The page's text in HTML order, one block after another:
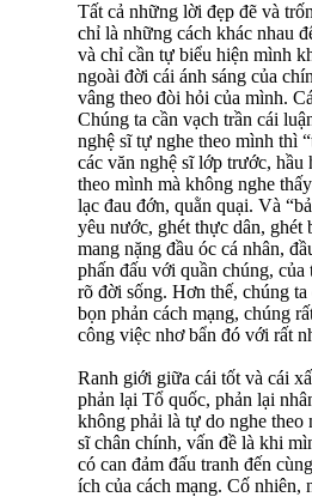
Tất cả những lời đẹp đẽ và
chỉ là những cách khác nhau
và chỉ cần tự biểu hiện mình
ngoài đời cái ánh sáng của
vâng theo đòi hỏi của mình.
Chúng ta cần vạch trần cái
nghệ sĩ tự nghe theo mình thì
các văn nghệ sĩ lớp trước,
theo mình mà không nghe
lạc đau đớn, quằn quại. Và
yêu nước, ghét thực dân,
mang nặng đầu óc cá nhân,
phấn đấu với quần chúng,
rõ đời sống. Hơn thế, chúng
bọn phản cách mạng, chúng
công việc nhơ bẩn đó với rất
Ranh giới giữa cái tốt và cái
phản lại Tổ quốc, phản lại
không phải là tự do nghe
sĩ chân chính, vấn đề là khi
có can đảm đấu tranh đến
ích của cách mạng. Cố nhiên,